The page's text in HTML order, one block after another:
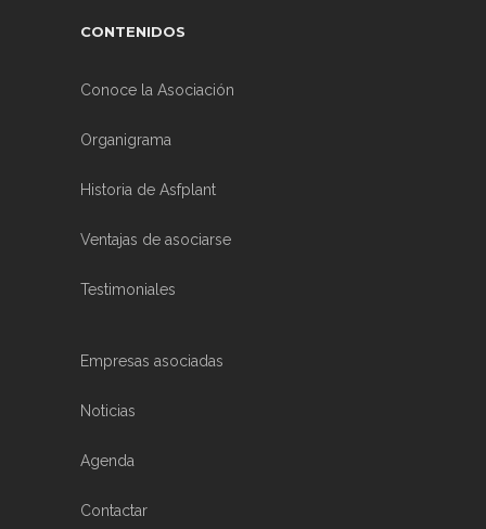
CONTENIDOS
Conoce la Asociación
Organigrama
Historia de Asfplant
Ventajas de asociarse
Testimoniales
Empresas asociadas
Noticias
Agenda
Contactar